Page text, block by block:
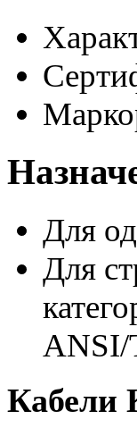
Для
Для
Кабели